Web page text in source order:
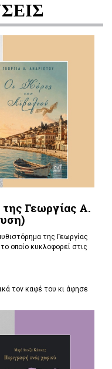
της Γεωργίας Α.
της Γεωργίας
οποίο κυκλοφορεί στις
τον καφέ του κι άφησε